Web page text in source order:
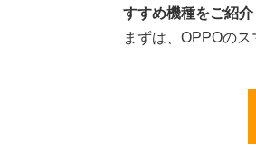
すすめ機種をご紹介
まずは、OPPOの